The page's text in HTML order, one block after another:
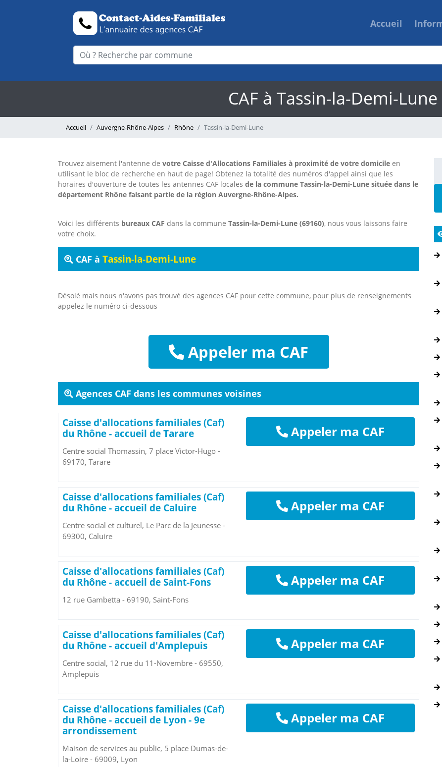
Accueil
CAF à Tassin-la-Demi-Lune
Accueil Auvergne-Rhône-Alpes Rhône Tassin-la-Demi-Lune
Trouvez aisement l'antenne de votre Caisse d'Allocations Familiales à proximité de votre domicile en
utilisant le bloc de recherche en haut de page! Obtenez la totalité des numéros d'appel ainsi que les
horaires d'ouverture de toutes les antennes CAF locales de la commune Tassin-la-Demi-Lune située dans le
département Rhône faisant partie de la région Auvergne-Rhône-Alpes.
Voici les différents bureaux CAF dans la commune Tassin-la-Demi-Lune (69160), nous vous laissons faire
votre choix.
CAF à Tassin-la-Demi-Lune
Désolé mais nous n'avons pas trouvé des agences CAF pour cette commune, pour plus de renseignements
appelez le numéro ci-dessous
Appeler ma CAF
Agences CAF dans les communes voisines
Caisse d'allocations familiales (Caf)
du Rhône - accueil de Tarare
Centre social Thomassin, 7 place Victor-Hugo -
69170, Tarare
Appeler ma CAF
Caisse d'allocations familiales (Caf)
du Rhône - accueil de Caluire
Centre social et culturel, Le Parc de la Jeunesse -
69300, Caluire
Appeler ma CAF
Caisse d'allocations familiales (Caf)
du Rhône - accueil de Saint-Fons
12 rue Gambetta - 69190, Saint-Fons
Appeler ma CAF
Caisse d'allocations familiales (Caf)
du Rhône - accueil d'Amplepuis
Centre social, 12 rue du 11-Novembre - 69550,
Amplepuis
Appeler ma CAF
Caisse d'allocations familiales (Caf)
du Rhône - accueil de Lyon - 9e
arrondissement
Maison de services au public, 5 place Dumas-de-
la-Loire - 69009, Lyon
Appeler ma CAF